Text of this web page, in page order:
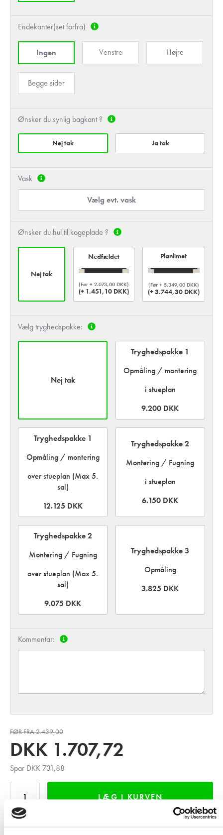
Endekanter(set forfra)
Ingen Venstre Højre
Begge sider
Ønsker du synlig bagkant ?
Nej tak Ja tak
Vask
Vælg evt. vask
Ønsker du hul til kogeplade ?
Nej tak
Nedfældet
(Før + 2.073,00 DKK)
(+ 1.451,10 DKK)
Planlimet
(Før + 5.349,00 DKK)
(+ 3.744,30 DKK)
Vælg tryghedspakke:
Nej tak
Tryghedspakke 1
Opmåling / montering
i stueplan
9.200 DKK
Tryghedspakke 1
Opmåling / montering
over stueplan (Max 5.
sal)
12.125 DKK
Tryghedspakke 2
Montering / Fugning
i stueplan
6.150 DKK
Tryghedspakke 2
Montering / Fugning
over stueplan (Max 5.
sal)
9.075 DKK
Tryghedspakke 3
Opmåling
3.825 DKK
Kommentar:
FØR FRA 2.439,00
DKK 1.707,72
Spar DKK 731,88
LÆG I KURVEN